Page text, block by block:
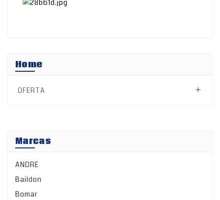
Home
OFERTA 
Marcas
ANDRE
Baildon
Bomar